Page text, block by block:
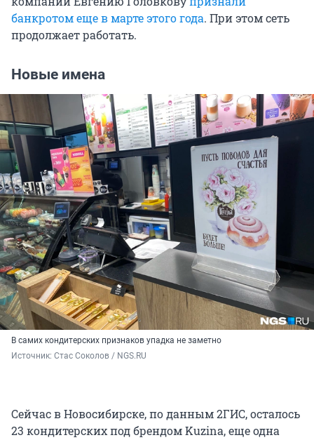
банкротом еще в марте этого года. При этом сеть
продолжает работать.
Новые имена
В самих кондитерских признаков упадка не заметно
Источник: Стас Соколов / NGS.RU
Сейчас в Новосибирске, по данным 2ГИС, осталось
23 кондитерских под брендом Kuzina, еще одна